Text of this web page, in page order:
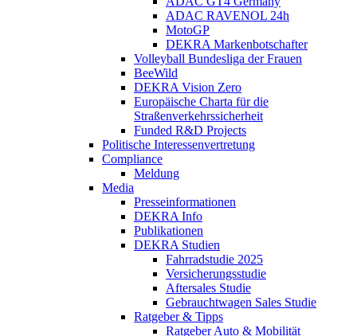
ADAC RAVENOL 24h
MotoGP
DEKRA Markenbotschafter
Volleyball Bundesliga der Frauen
BeeWild
DEKRA Vision Zero
Europäische Charta für die
Straßenverkehrssicherheit
Funded R&D Projects
Politische Interessenvertretung
Compliance
Meldung
Media
Presseinformationen
DEKRA Info
Publikationen
DEKRA Studien
Fahrradstudie 2025
Versicherungsstudie
Aftersales Studie
Gebrauchtwagen Sales Studie
Ratgeber & Tipps
Ratgeber Auto & Mobilität